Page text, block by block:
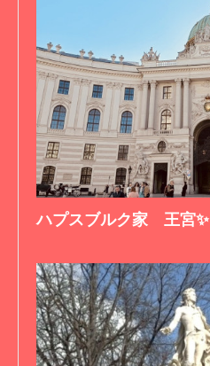
ハプスブルク家 王宮✨